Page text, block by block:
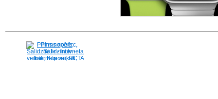
Pirms nopērc,
Salidzini.lv - Interneta
veikali, Kuponi, OCTA